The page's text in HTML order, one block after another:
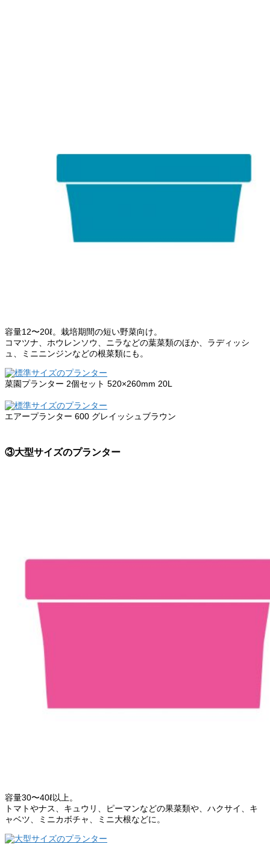
容量12〜20ℓ。栽培期間の短い野菜向け。
コマツナ、ホウレンソウ、ニラなどの葉菜類のほか、ラディッシ
ュ、ミニニンジンなどの根菜類にも。
菜園プランター 2個セット 520×260mm 20L
エアープランター 600 グレイッシュブラウン
③大型サイズのプランター
容量30〜40ℓ以上。
トマトやナス、キュウリ、ピーマンなどの果菜類や、ハクサイ、キ
ャベツ、ミニカボチャ、ミニ大根などに。